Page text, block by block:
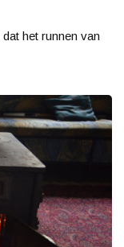
het runnen van